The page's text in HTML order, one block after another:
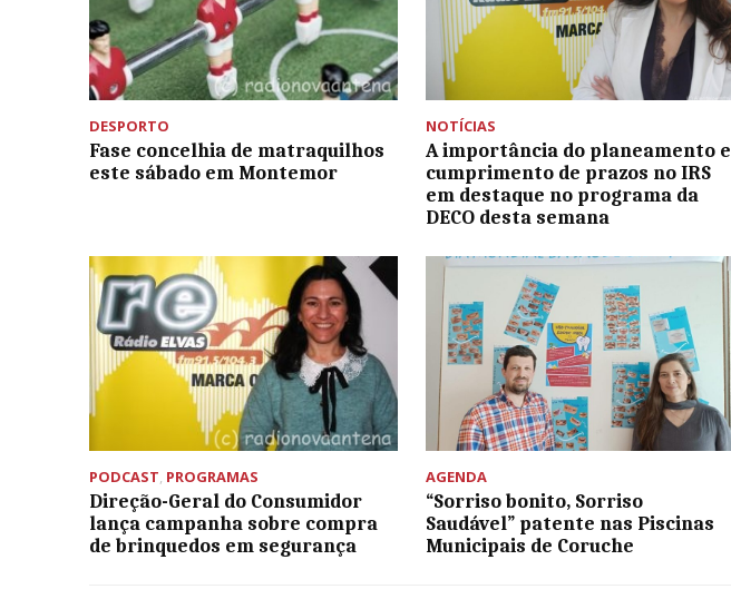
DESPORTO
Fase concelhia de matraquilhos
este sábado em Montemor
NOTÍCIAS
A importância do planeamento e
cumprimento de prazos no IRS
em destaque no programa da
DECO desta semana
PODCAST PROGRAMAS
Direção-Geral do Consumidor
lança campanha sobre compra
de brinquedos em segurança
AGENDA
“Sorriso bonito, Sorriso
Saudável” patente nas Piscinas
Municipais de Coruche